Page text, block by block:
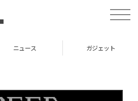
toggle
ニュース ガジェット